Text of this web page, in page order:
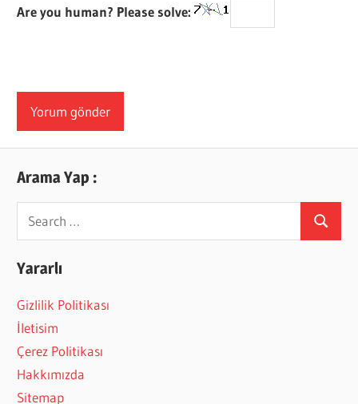
Are you human? Please solve:
Arama Yap :
Search
for:
Search
Yararlı
Gizlilik Politikası
İletisim
Çerez Politikası
Hakkımızda
Sitemap